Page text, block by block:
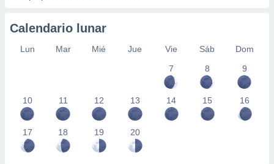
Calendario lunar
Lun Mar Mié Jue Vie Sáb
Dom
7
8 9
10 11 12 13 14 15 16
17 18 19 20